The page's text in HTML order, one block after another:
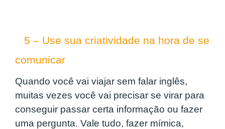
5 – Use sua criatividade na hora de se
comunicar
Quando você vai viajar sem falar inglês,
muitas vezes você vai precisar se virar para
conseguir passar certa informação ou fazer
uma pergunta. Vale tudo, fazer mímica,